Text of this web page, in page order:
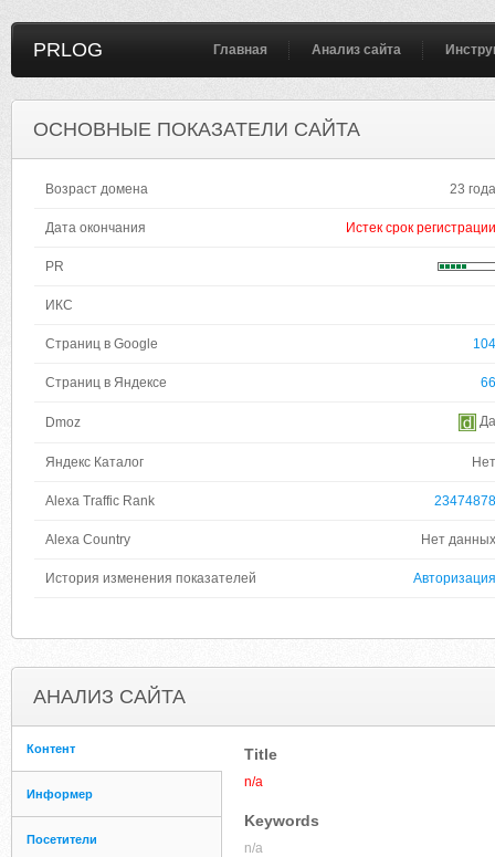
PRLOG Главная Анализ сайта
ОСНОВНЫЕ ПОКАЗАТЕЛИ САЙТА
Возраст домена 23 года
Дата окончания Истек срок регистрации
PR
ИКС
Страниц в Google 104
Страниц в Яндексе 66
Dmoz Да
Яндекс Каталог Нет
Alexa Traffic Rank 23474878
Alexa Country Нет данных
История изменения показателей Авторизация
АНАЛИЗ САЙТА
Контент
Информер
Посетители
Title
n/a
Keywords
n/a